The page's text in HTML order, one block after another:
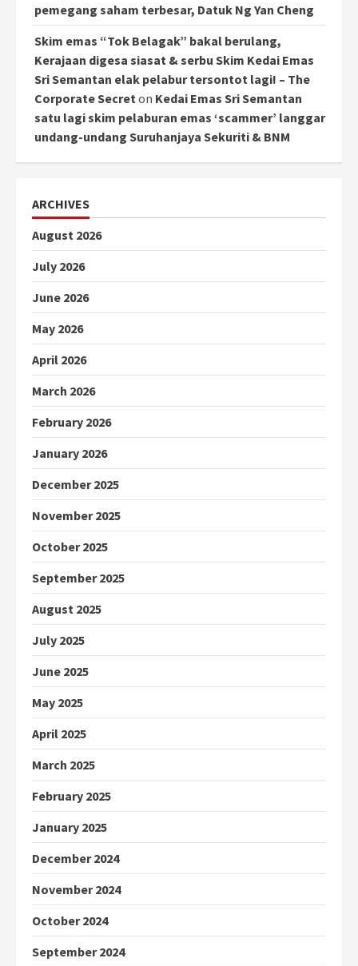
pemegang saham terbesar, Datuk Ng Yan Cheng
Skim emas “Tok Belagak” bakal berulang,
Kerajaan digesa siasat & serbu Skim Kedai Emas
Sri Semantan elak pelabur tersontot lagi! – The
Corporate Secreton Kedai Emas Sri Semantan
satu lagi skim pelaburan emas ‘scammer’ langgar
undang-undang Suruhanjaya Sekuriti & BNM
ARCHIVES
August 2026
July 2026
June 2026
May 2026
April 2026
March 2026
February 2026
January 2026
December 2025
November 2025
October 2025
September 2025
August 2025
July 2025
June 2025
May 2025
April 2025
March 2025
February 2025
January 2025
December 2024
November 2024
October 2024
September 2024